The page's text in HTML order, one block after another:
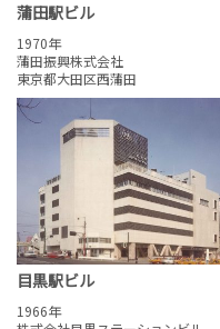
蒲田駅ビル
1970年
蒲田振興株式会社
東京都大田区西蒲田
目黒駅ビル
1966年